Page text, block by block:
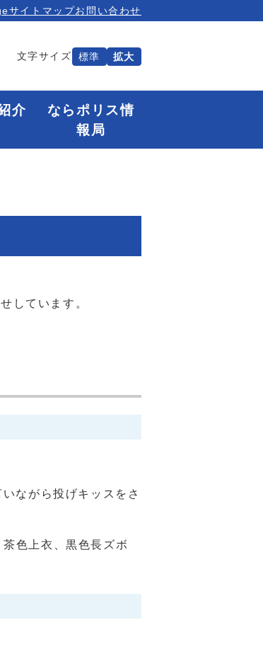
サイトマップお問い合わせ
文字サイズ 標準 拡大
介
ならポリス情
報局
しています。
ながら投げキッスをさ
色上衣、黒色長ズボ